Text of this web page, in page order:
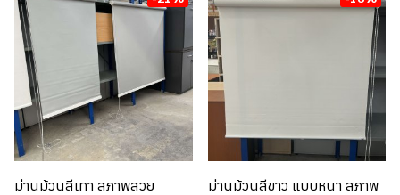
ม่านม้วนสีเทา สภาพสวย
ม่านม้วนสีขาว แบบหนา สภาพ